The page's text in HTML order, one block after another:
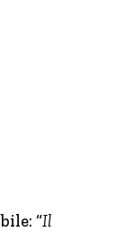
“Il